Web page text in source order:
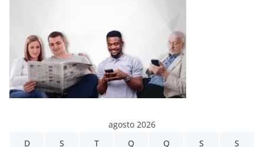
agosto 2026
D
S T Q Q S S